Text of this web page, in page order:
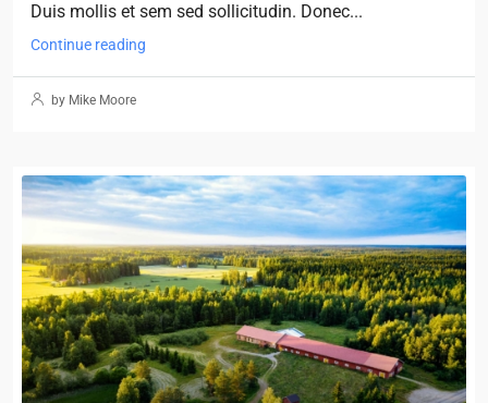
Duis mollis et sem sed sollicitudin. Donec...
Continue reading
by Mike Moore